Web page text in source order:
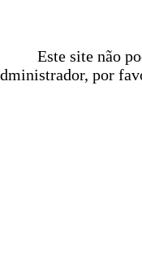
Este site não
por